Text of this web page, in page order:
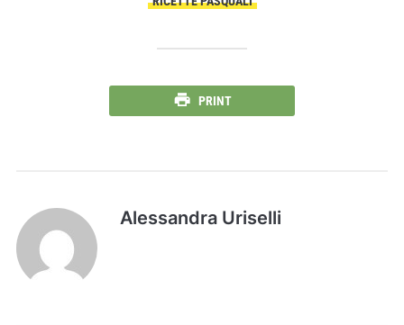
PRINT
Alessandra Uriselli